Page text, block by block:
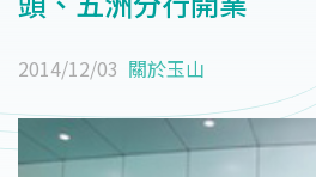
2014/12/03 關於玉山